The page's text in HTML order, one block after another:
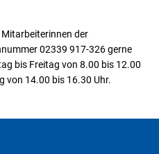
der
02339 917-326 gerne
bis Freitag von 8.00 bis 12.00
von 14.00 bis 16.30 Uhr.